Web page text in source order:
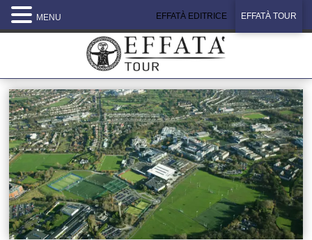
EFFATÀ EDITRICE EFFATÀ TOUR
MENU